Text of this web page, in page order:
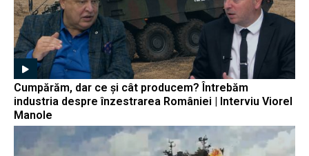
Cumpărăm, dar ce și cât producem? Întrebăm
industria despre înzestrarea României | Interviu Viorel
Manole